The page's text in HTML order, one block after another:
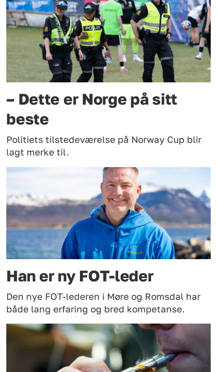
– Dette er Norge på sitt
beste
Politiets tilstedeværelse på Norway Cup blir
lagt merke til.
Han er ny FOT-leder
Den nye FOT-lederen i Møre og Romsdal har
både lang erfaring og bred kompetanse.